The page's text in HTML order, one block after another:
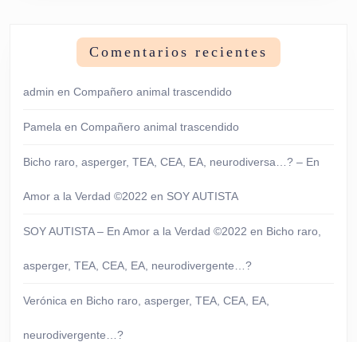
Comentarios recientes
admin en Compañero animal trascendido
Pamela en Compañero animal trascendido
Bicho raro, asperger, TEA, CEA, EA, neurodiversa…? – En
Amor a la Verdad ©2022 en SOY AUTISTA
SOY AUTISTA – En Amor a la Verdad ©2022 en Bicho raro,
asperger, TEA, CEA, EA, neurodivergente…?
Verónica en Bicho raro, asperger, TEA, CEA, EA,
neurodivergente…?